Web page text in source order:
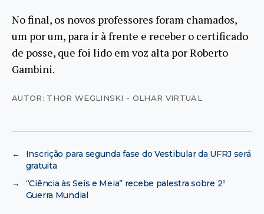
No final, os novos professores foram chamados,
um por um, para ir à frente e receber o certificado
de posse, que foi lido em voz alta por Roberto
Gambini.
AUTOR: THOR WEGLINSKI - OLHAR VIRTUAL
←
Inscrição para segunda fase do Vestibular da UFRJ será
gratuita
→
“Ciência às Seis e Meia” recebe palestra sobre 2ª
Guerra Mundial